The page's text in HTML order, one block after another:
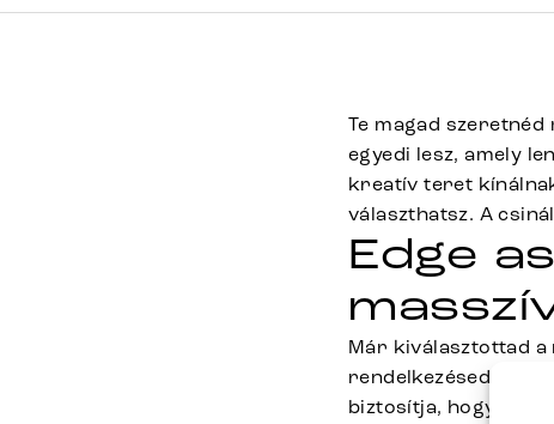
Te magad szeretnéd
egyedi lesz, amely
kreatív teret
választhatsz. A
Edge
Már kiválasztottad a
rendelkezésedre!
biztosítja, hogy